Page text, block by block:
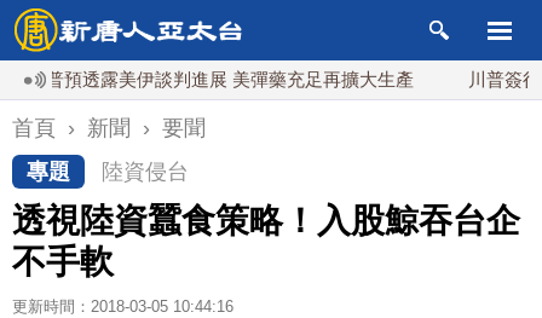
透露美伊談判進展 美彈藥充足再擴大生產 川普簽行政令對
首頁 › 新聞 › 要聞
專題
陸資侵台
透視陸資蠶食策略！入股鯨吞台企
不手軟
更新時間：2018-03-05 10:44:16